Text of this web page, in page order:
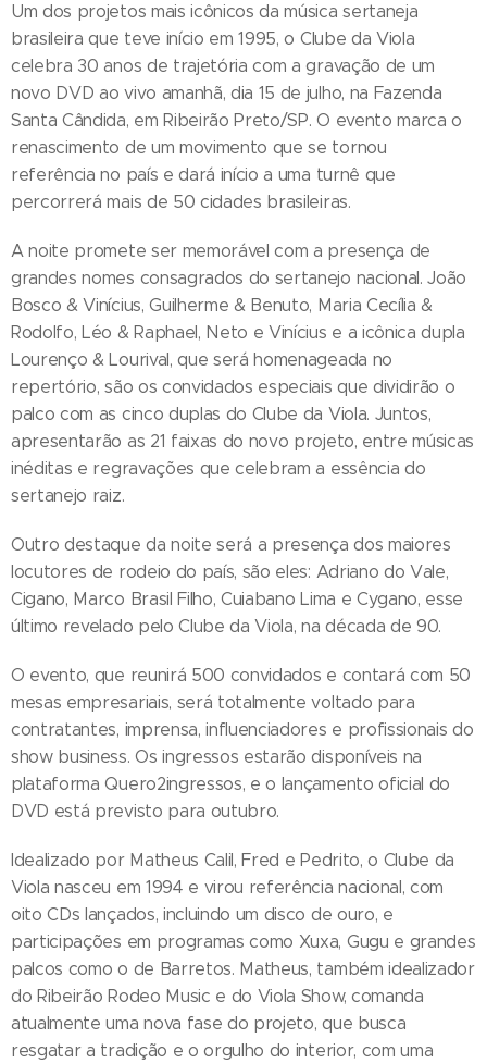
Um dos projetos mais icônicos da música sertaneja
brasileira que teve início em 1995, o Clube da Viola
celebra 30 anos de trajetória com a gravação de um
novo DVD ao vivo amanhã, dia 15 de julho, na Fazenda
Santa Cândida, em Ribeirão Preto/SP. O evento marca o
renascimento de um movimento que se tornou
referência no país e dará início a uma turnê que
percorrerá mais de 50 cidades brasileiras.
A noite promete ser memorável com a presença de
grandes nomes consagrados do sertanejo nacional. João
Bosco & Vinícius, Guilherme & Benuto, Maria Cecília &
Rodolfo, Léo & Raphael, Neto e Vinícius e a icônica dupla
Lourenço & Lourival, que será homenageada no
repertório, são os convidados especiais que dividirão o
palco com as cinco duplas do Clube da Viola. Juntos,
apresentarão as 21 faixas do novo projeto, entre músicas
inéditas e regravações que celebram a essência do
sertanejo raiz.
Outro destaque da noite será a presença dos maiores
locutores de rodeio do país, são eles: Adriano do Vale,
Cigano, Marco Brasil Filho, Cuiabano Lima e Cygano, esse
último revelado pelo Clube da Viola, na década de 90.
O evento, que reunirá 500 convidados e contará com 50
mesas empresariais, será totalmente voltado para
contratantes, imprensa, influenciadores e profissionais do
show business. Os ingressos estarão disponíveis na
plataforma Quero2ingressos, e o lançamento oficial do
DVD está previsto para outubro.
Idealizado por Matheus Calil, Fred e Pedrito, o Clube da
Viola nasceu em 1994 e virou referência nacional, com
oito CDs lançados, incluindo um disco de ouro, e
participações em programas como Xuxa, Gugu e grandes
palcos como o de Barretos. Matheus, também idealizador
do Ribeirão Rodeo Music e do Viola Show, comanda
atualmente uma nova fase do projeto, que busca
resgatar a tradição e o orgulho do interior, com uma